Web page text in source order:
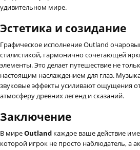
удивительном мире.
Эстетика и созидание
Графическое исполнение Outland
стилистикой, гармонично сочетающей
элементы. Это делает путешествие не
настоящим наслаждением для глаз.
звуковые эффекты усиливают ощущения
атмосферу древних легенд и сказаний.
Заключение
В миреOutland каждое ваше действие
которой игрок не просто наблюдатель, а